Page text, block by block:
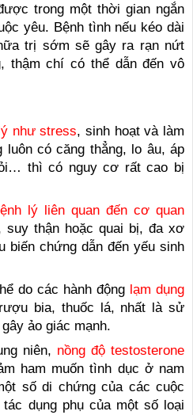
trong một thời gian ngắn
yêu. Bệnh tình nếu kéo dài
trị sớm sẽ gây ra rạn nứt
thậm chí có thể dẫn đến vô
như stress, sinh hoạt và làm
có căng thẳng, lo âu, áp
thì có nguy cơ rất cao bị
lý liên quan đến cơ quan
suy thận hoặc quai bị, đa xơ
biến chứng dẫn đến yếu sinh
do các hành động lạm dụng
bia, thuốc lá, nhất là sử
ảo giác mạnh.
niên, nồng độ testosterone
ham muốn tình dục ở nam
số di chứng của các cuộc
dụng phụ của một số loại